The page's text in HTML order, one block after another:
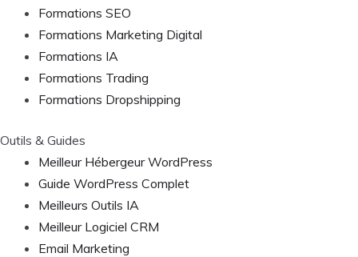
Formations SEO
Formations Marketing Digital
Formations IA
Formations Trading
Formations Dropshipping
Outils & Guides
Meilleur Hébergeur WordPress
Guide WordPress Complet
Meilleurs Outils IA
Meilleur Logiciel CRM
Email Marketing